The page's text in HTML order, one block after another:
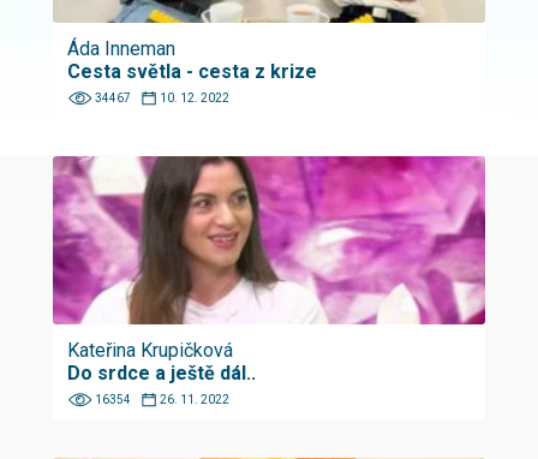
Áda Inneman
Cesta světla - cesta z krize
34467 10. 12. 2022
Kateřina Krupičková
Do srdce a ještě dál..
16354 26. 11. 2022